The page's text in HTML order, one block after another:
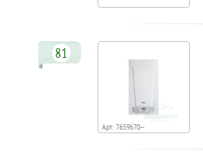
81
Арт: 7659670--